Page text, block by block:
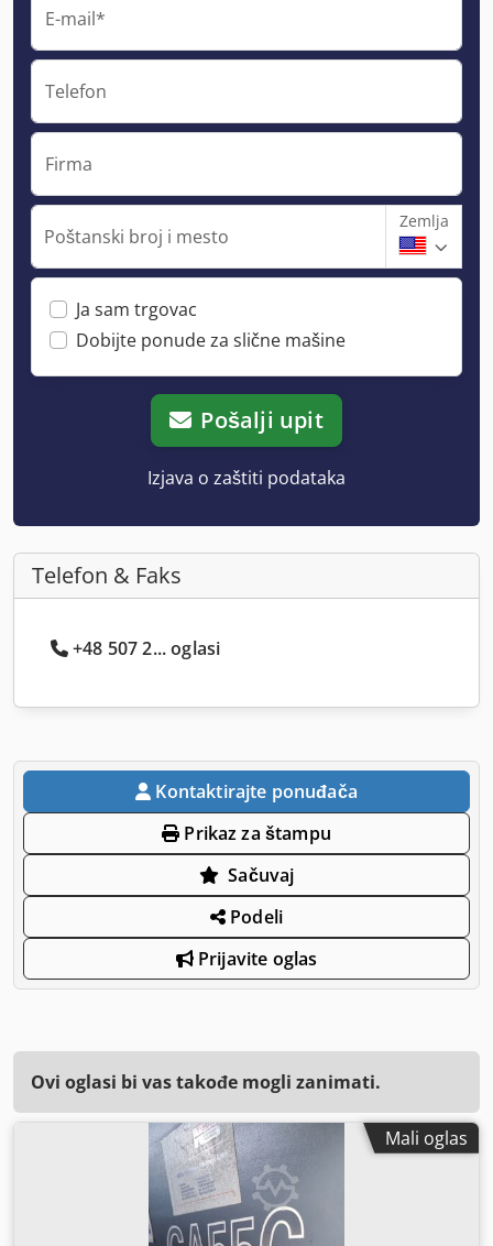
E-mail*
Telefon
Firma
Poštanski broj i mesto
Zemlja
Ja sam trgovac
Dobijte ponude za slične mašine
Pošalji upit
Izjava o zaštiti podataka
Telefon & Faks
+48 507 2... oglasi
Kontaktirajte ponuđača
Prikaz za štampu
Sačuvaj
Podeli
Prijavite oglas
Ovi oglasi bi vas takođe mogli zanimati.
Mali oglas